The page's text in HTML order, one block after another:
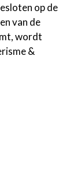
op de
van de
wordt
&